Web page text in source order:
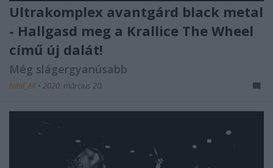
Ultrakomplex avantgárd black metal
- Hallgasd meg a Krallice The Wheel
című új dalát!
Még slágergyanúsabb
Nihil_AK • 2020. március 20.